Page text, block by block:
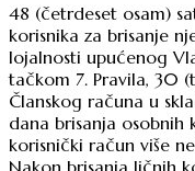
48 (četrdeset osam)
korisnika za brisanje
lojalnosti upućenog
tačkom 7. Pravila, 30
Članskog računa u
dana brisanja osobnih
korisnički račun više
Nakon brisanja ličnih